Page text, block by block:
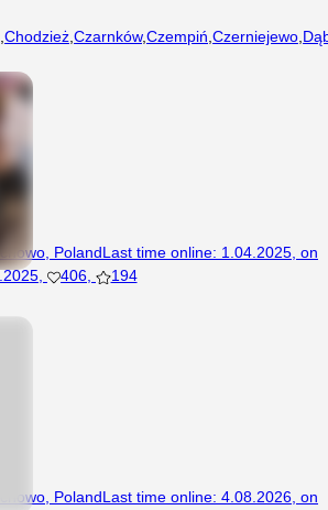
Chodzież Czarnków,Czempiń Czerniejewo
PolandLast time online: 1.04.2025 on
406 194
PolandLast time online: 4.08.2026, on